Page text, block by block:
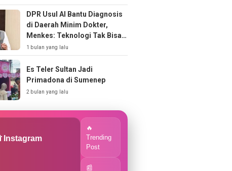
DPR Usul AI Bantu Diagnosis
di Daerah Minim Dokter,
Menkes: Teknologi Tak Bisa
Gantikan Peran Dokter
1 bulan yang lalu
Es Teler Sultan Jadi
Primadona di Sumenep
2 bulan yang lalu
Instagram
🔥
Trending
Post
📰